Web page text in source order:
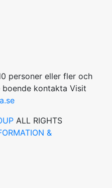
personer eller fler och
kontakta Visit
ALL RIGHTS
&